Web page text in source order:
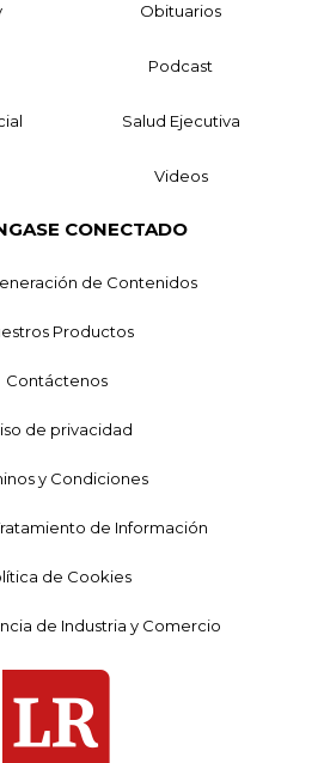
Obituarios
Podcast
Salud Ejecutiva
Videos
CONECTADO
de Contenidos
Productos
Contáctenos
de privacidad
y Condiciones
de Información
de Cookies
de Industria y Comercio